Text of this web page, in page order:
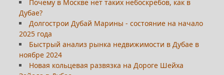
Почему в Москве нет таких небоскрёбов, как в
Дубае?
Долгострои Дубай Марины - состояние на начало
2025 года
Быстрый анализ рынка недвижимости в Дубае в
ноябре 2024
Новая кольцевая развязка на Дороге Шейха